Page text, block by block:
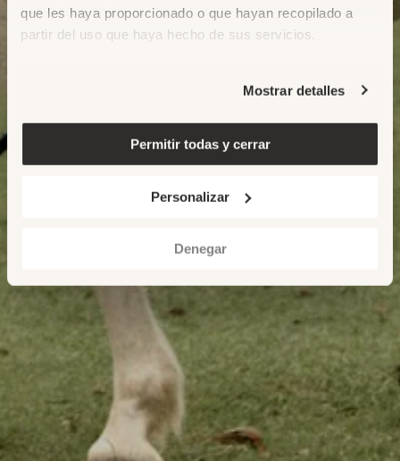
que les haya proporcionado o que hayan recopilado a
partir del uso que haya hecho de sus servicios.
Mostrar detalles
Permitir todas y cerrar
Personalizar
Denegar